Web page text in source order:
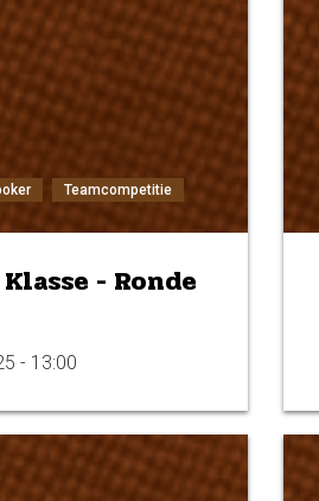
Teamcompetitie
- Ronde
- 13:00